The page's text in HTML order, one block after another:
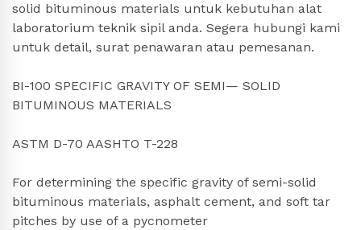
solid bituminous materials untuk kebutuhan alat
laboratorium teknik sipil anda. Segera hubungi kami
untuk detail, surat penawaran atau pemesanan.
BI-100 SPECIFIC GRAVITY OF SEMI— SOLID
BITUMINOUS MATERIALS
ASTM D-70 AASHTO T-228
For determining the specific gravity of semi-solid
bituminous materials, asphalt cement, and soft tar
pitches by use of a pycnometer